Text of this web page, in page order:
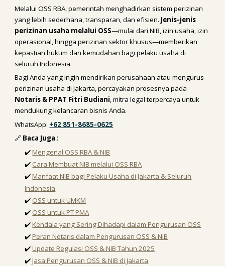
Melalui OSS RBA, pemerintah menghadirkan sistem perizinan
yang lebih sederhana, transparan, dan efisien. Jenis-jenis
perizinan usaha melalui OSS—mulai dari NIB, izin usaha, izin
operasional, hingga perizinan sektor khusus—memberikan
kepastian hukum dan kemudahan bagi pelaku usaha di
seluruh Indonesia.
Bagi Anda yang ingin mendirikan perusahaan atau mengurus
perizinan usaha di Jakarta, percayakan prosesnya pada
Notaris & PPAT Fitri Budiani, mitra legal terpercaya untuk
mendukung kelancaran bisnis Anda.
WhatsApp: +62 851-8685-0625
🔗 Baca Juga :
✔️Mengenal OSS RBA & NIB
✔️ Cara Membuat NIB melalui OSS RBA
✔️Manfaat NIB bagi Pelaku Usaha di Jakarta & Seluruh
Indonesia
✔️ OSS untuk UMKM
✔️ OSS untuk PT PMA
✔️Kendala yang Sering Dihadapi dalam Pengurusan OSS
✔️Peran Notaris dalam Pengurusan OSS & NIB
✔️Update Regulasi OSS & NIB Tahun 2025
✔️Jasa Pengurusan OSS & NIB di Jakarta